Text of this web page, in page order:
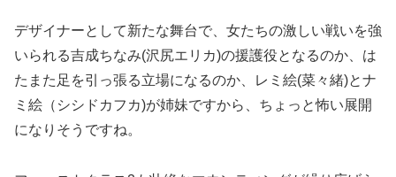
デザイナーとして新たな舞台で、女たちの激しい戦いを強
いられる吉成ちなみ(沢尻エリカ)の援護役となるのか、は
たまた足を引っ張る立場になるのか、レミ絵(菜々緒)とナ
ミ絵（シシドカフカ)が姉妹ですから、ちょっと怖い展開
になりそうですね。